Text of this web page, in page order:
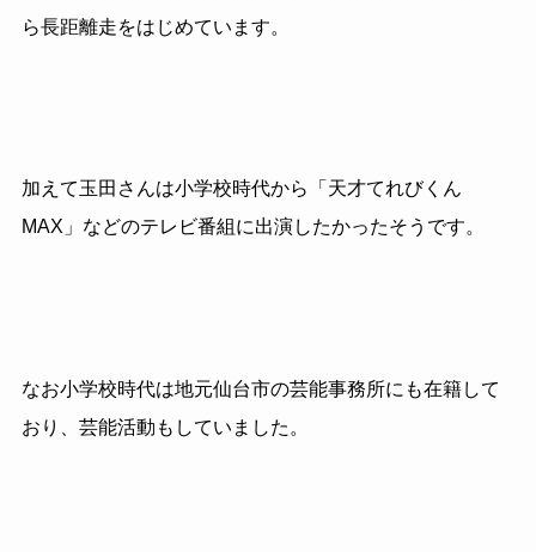
ら長距離走をはじめています。
加えて玉田さんは小学校時代から「天才てれびくん
MAX」などのテレビ番組に出演したかったそうです。
なお小学校時代は地元仙台市の芸能事務所にも在籍して
おり、芸能活動もしていました。